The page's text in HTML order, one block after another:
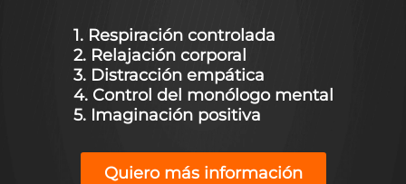
1. Respiración controlada
2. Relajación corporal
3. Distracción empática
4. Control del monólogo mental
5. Imaginación positiva
Quiero más información